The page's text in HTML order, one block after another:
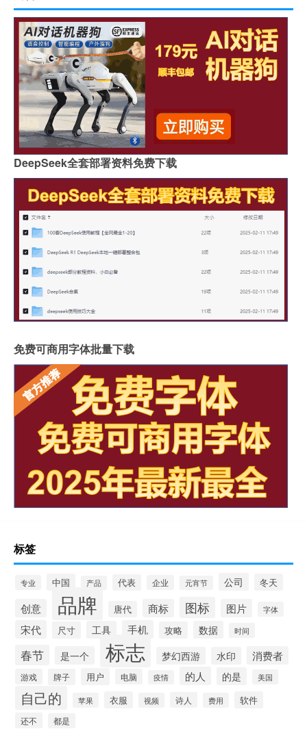
DeepSeek全套部署资料免费下载
免费可商用字体批量下载
标签
专业 中国 产品 代表 企业 元宵节 公司 冬天
创意 品牌 唐代 商标 图标 图片 字体
宋代 尺寸 工具 手机 攻略 数据 时间
春节 是一个 标志 梦幻西游 水印 消费者
游戏 牌子 用户 电脑 疫情 的人 的是 美国
自己的 苹果 衣服 视频 诗人 费用 软件
还不 都是